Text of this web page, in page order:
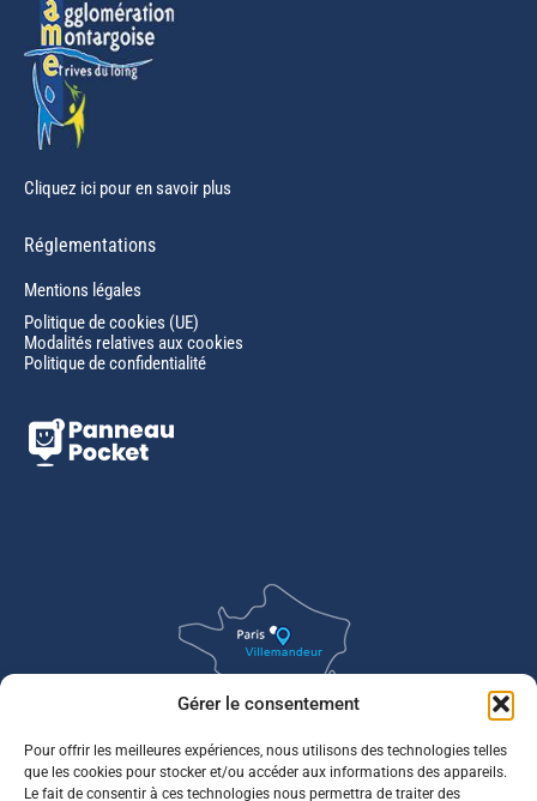
Gérer le consentement
Pour offrir les meilleures expériences, nous utilisons des technologies telles
que les cookies pour stocker et/ou accéder aux informations des appareils.
Le fait de consentir à ces technologies nous permettra de traiter des
Cliquez ici pour en savoir plus
Réglementations
Mentions légales
Politique de cookies (UE)
Modalités relatives aux cookies
Politique de confidentialité